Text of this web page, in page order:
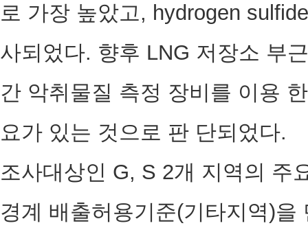
로 가장 높았고, hydrogen
사되었다. 향후 LNG 저장소 부
간 악취물질 측정 장비를 이용
요가 있는 것으로 판 단되었다.
조사대상인 G, S 2개 지역의 주
경계 배출허용기준(기타지역)